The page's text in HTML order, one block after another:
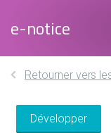
e-notice
Retourner vers
Développer